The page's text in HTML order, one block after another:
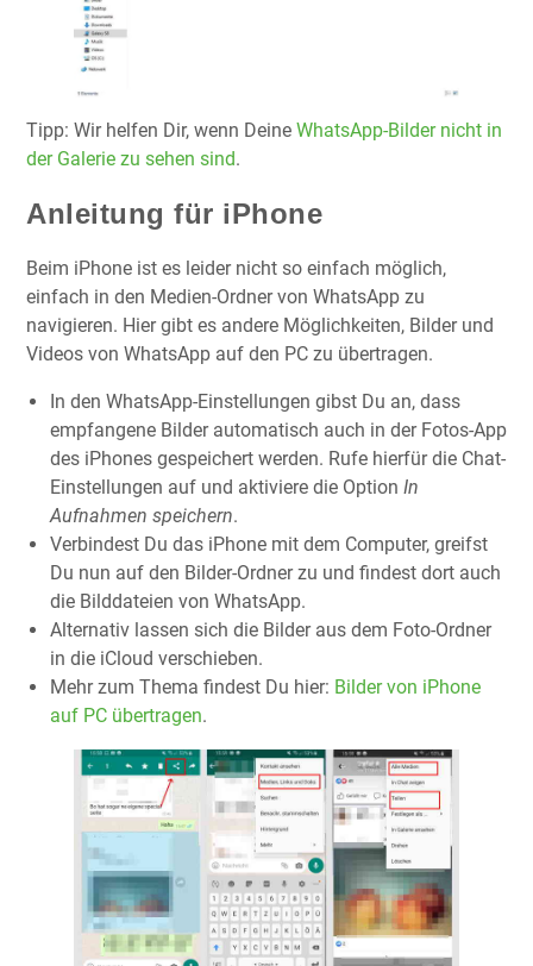
Tipp: Wir helfen Dir, wenn Deine WhatsApp-Bilder nicht in
der Galerie zu sehen sind.
Anleitung für iPhone
Beim iPhone ist es leider nicht so einfach möglich,
einfach in den Medien-Ordner von WhatsApp zu
navigieren. Hier gibt es andere Möglichkeiten, Bilder und
Videos von WhatsApp auf den PC zu übertragen.
In den WhatsApp-Einstellungen gibst Du an, dass
empfangene Bilder automatisch auch in der Fotos-App
des iPhones gespeichert werden. Rufe hierfür die Chat-
Einstellungen auf und aktiviere die Option In
Aufnahmen speichern.
Verbindest Du das iPhone mit dem Computer, greifst
Du nun auf den Bilder-Ordner zu und findest dort auch
die Bilddateien von WhatsApp.
Alternativ lassen sich die Bilder aus dem Foto-Ordner
in die iCloud verschieben.
Mehr zum Thema findest Du hier: Bilder von iPhone
auf PC übertragen.